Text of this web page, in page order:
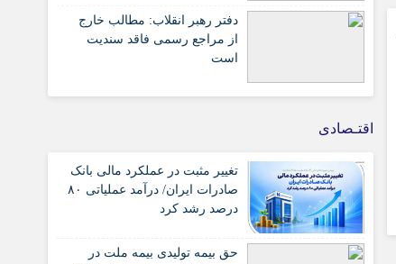
دفتر رهبر انقلاب: مطالب خارج
از مراجع رسمی فاقد سندیت
است
اقتـصادی
تغییر مثبت در عملکرد مالی بانک
صادرات ایران/ درآمد عملیاتی ۸۰
درصد رشد کرد
حق بیمه تولیدی بیمه ملت در